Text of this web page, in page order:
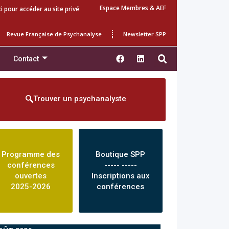
pour accéder au site privé Espace Membres & AEF
Revue Française de Psychanalyse Newsletter SPP
Contact
Trouver un psychanalyste
Programme des
conférences
ouvertes
2025-2026
Boutique SPP
----- -----
Inscriptions aux
conférences